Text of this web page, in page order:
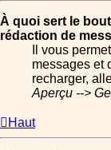
À quoi sert le
rédaction de
Il vous
messages et
recharger,
Aperçu -->
Haut